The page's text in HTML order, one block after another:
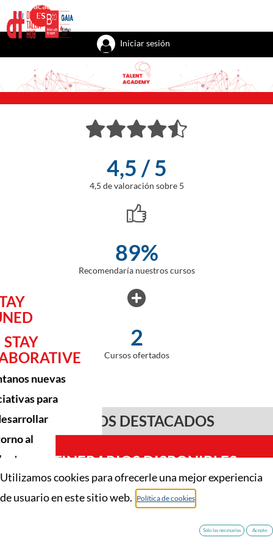
EU ES
Talent academy
Iniciar sesión
4,5 / 5
4,5 de valoración sobre 5
89%
Recomendaría nuestros cursos
2
Cursos ofertados
…
al
STAY
nuevas
para
CURSOS DESTACADOS
1 ITINERARIOS DISPONIBLES
Utilizamos cookies para ofrecerle una mejor experiencia
de usuario en este sitio web. Política de cookies
Solo las necesarias Acepto